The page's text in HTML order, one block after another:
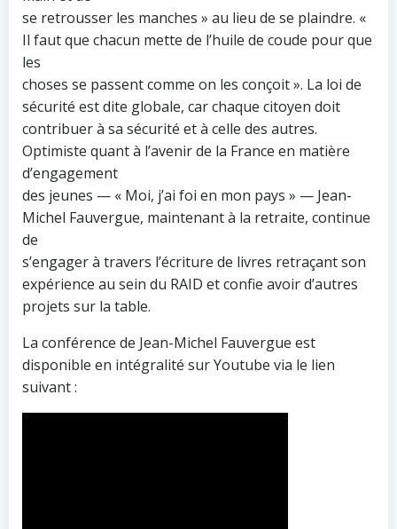
se retrousser les manches » au lieu de se plaindre. «
Il faut que chacun mette de l’huile de coude pour que
les
choses se passent comme on les conçoit ». La loi de
sécurité est dite globale, car chaque citoyen doit
contribuer à sa sécurité et à celle des autres.
Optimiste quant à l’avenir de la France en matière
d’engagement
des jeunes — « Moi, j’ai foi en mon pays » — Jean-
Michel Fauvergue, maintenant à la retraite, continue
de
s’engager à travers l’écriture de livres retraçant son
expérience au sein du RAID et confie avoir d’autres
projets sur la table.
La conférence de Jean-Michel Fauvergue est
disponible en intégralité sur Youtube via le lien
suivant :